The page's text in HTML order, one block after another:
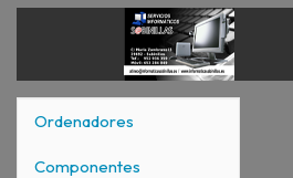
Ordenadores
Componentes